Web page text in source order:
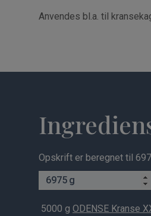
Anvendes bl.a. til
Opskrift er beregnet til
g
5000 g ODENSE Kranse